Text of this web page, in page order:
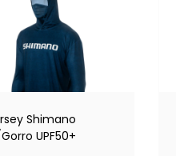
Shimano
UPF50+